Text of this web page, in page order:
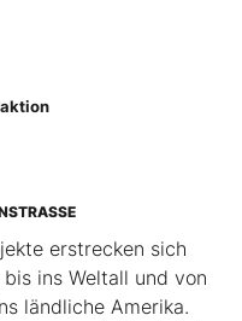
erstrecken sich
ins Weltall und von
ländliche Amerika.